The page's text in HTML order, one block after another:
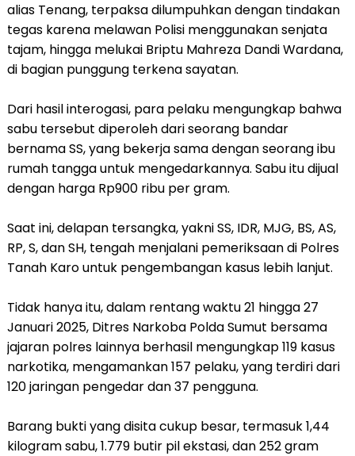
alias Tenang, terpaksa dilumpuhkan dengan tindakan
tegas karena melawan Polisi menggunakan senjata
tajam, hingga melukai Briptu Mahreza Dandi Wardana,
di bagian punggung terkena sayatan.
Dari hasil interogasi, para pelaku mengungkap bahwa
sabu tersebut diperoleh dari seorang bandar
bernama SS, yang bekerja sama dengan seorang ibu
rumah tangga untuk mengedarkannya. Sabu itu dijual
dengan harga Rp900 ribu per gram.
Saat ini, delapan tersangka, yakni SS, IDR, MJG, BS, AS,
RP, S, dan SH, tengah menjalani pemeriksaan di Polres
Tanah Karo untuk pengembangan kasus lebih lanjut.
Tidak hanya itu, dalam rentang waktu 21 hingga 27
Januari 2025, Ditres Narkoba Polda Sumut bersama
jajaran polres lainnya berhasil mengungkap 119 kasus
narkotika, mengamankan 157 pelaku, yang terdiri dari
120 jaringan pengedar dan 37 pengguna.
Barang bukti yang disita cukup besar, termasuk 1,44
kilogram sabu, 1.779 butir pil ekstasi, dan 252 gram